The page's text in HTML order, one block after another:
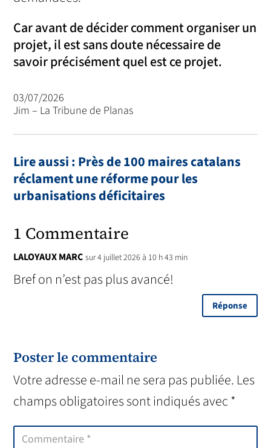
Car avant de décider comment organiser un
projet, il est sans doute nécessaire de
savoir précisément quel est ce projet.
03/07/2026
Jim – La Tribune de Planas
Lire aussi : Près de 100 maires catalans
réclament une réforme pour les
urbanisations déficitaires
1 Commentaire
LALOYAUX MARC sur 4 juillet 2026 à 10 h 43 min
Bref on n’est pas plus avancé!
Réponse
Poster le commentaire
Votre adresse e-mail ne sera pas publiée. Les
champs obligatoires sont indiqués avec*